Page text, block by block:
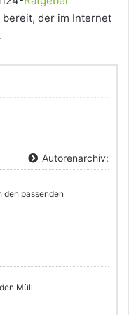
bereit, der im Internet
Autorenarchiv:
den passenden
Müll